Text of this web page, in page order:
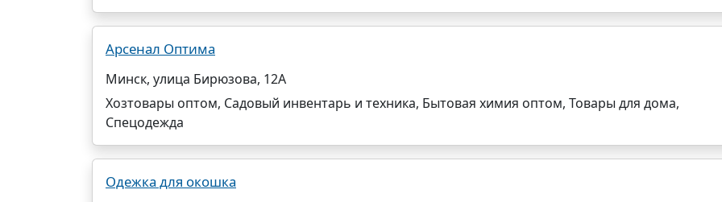
Арсенал Оптима
Минск, улица Бирюзова, 12А
Хозтовары оптом, Садовый инвентарь и техника, Бытовая химия оптом, Товары для дома,
Спецодежда
Одежка для окошка